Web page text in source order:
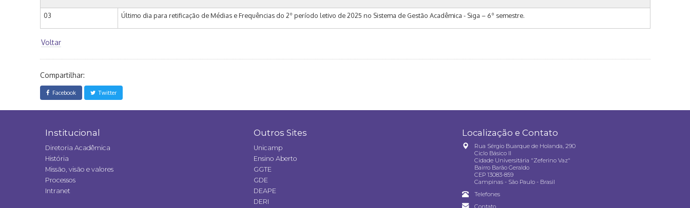
03 Último dia para retificação de Médias e Frequências do 2º período letivo de 2025 no Sistema de Gestão Acadêmica - Siga – 6º semestre.
Voltar
Compartilhar:
Facebook Twitter
Institucional
Diretoria Acadêmica
História
Missão, visão e valores
Processos
Intranet
Outros Sites
Unicamp
Ensino Aberto
GGTE
GDE
DEAPE
DERI
Localização e Contato
Rua Sérgio Buarque de Holanda, 290
Ciclo Básico II
Cidade Universitária "Zeferino Vaz"
Bairro Barão Geraldo
CEP 13083-859
Campinas - São Paulo - Brasil
Telefones
Contato